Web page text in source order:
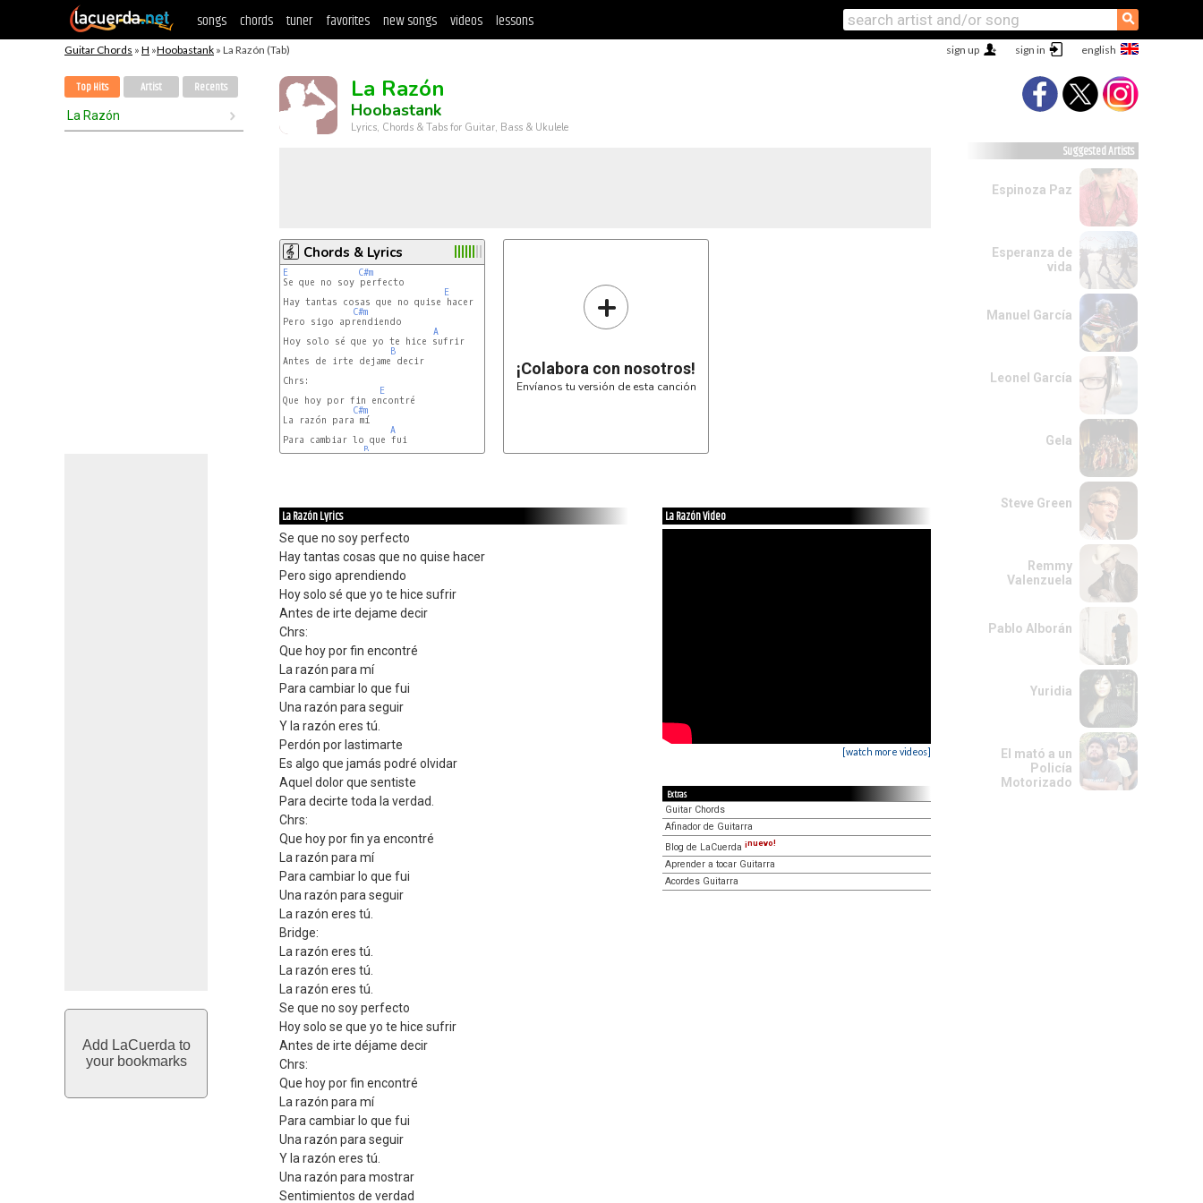
songs chords tuner favorites new songs videos lessons ⚲
Guitar Chords » H »Hoobastank » La Razón (Tab) sign in
sign up
Top Hits Artist Recents
La Razón
Add LaCuerda to
your bookmarks
La Razón
Hoobastank
Lyrics, Chords & Tabs for Guitar, Bass & Ukulele
Chords & Lyrics
E
C#m
Se que no soy perfecto
E
Hay tantas cosas que no quise hacer
C#m
Pero sigo aprendiendo
A
Hoy solo sé que yo te hice sufrir
B
Antes de irte dejame decir
Chrs:
E
Que hoy por fin encontré
C#m
La razón para mí
A
Para cambiar lo que fui
B
+
¡Colabora con nosotros!
Envíanos tu versión de esta canción
La Razón Lyrics
Se que no soy perfecto
Hay tantas cosas que no quise hacer
Pero sigo aprendiendo
Hoy solo sé que yo te hice sufrir
Antes de irte dejame decir
Chrs:
Que hoy por fin encontré
La razón para mí
Para cambiar lo que fui
Una razón para seguir
Y la razón eres tú.
Perdón por lastimarte
Es algo que jamás podré olvidar
Aquel dolor que sentiste
Para decirte toda la verdad.
Chrs:
Que hoy por fin ya encontré
La razón para mí
Para cambiar lo que fui
Una razón para seguir
La razón eres tú.
Bridge:
La razón eres tú.
La razón eres tú.
La razón eres tú.
Se que no soy perfecto
Hoy solo se que yo te hice sufrir
Antes de irte déjame decir
Chrs:
Que hoy por fin encontré
La razón para mí
Para cambiar lo que fui
Una razón para seguir
Y la razón eres tú.
Una razón para mostrar
Sentimientos de verdad
La Razón Video
[watch more videos]
Extras
Guitar Chords
Afinador de Guitarra
Blog de LaCuerda ¡nuevo!
Aprender a tocar Guitarra
Acordes Guitarra
Suggested Artists
Espinoza Paz
Esperanza de
vida
Manuel García
Leonel García
Gela
Steve Green
Remmy
Valenzuela
Pablo Alborán
Yuridia
El mató a un
Policía
Motorizado